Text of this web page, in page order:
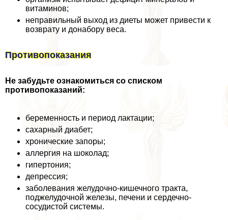
витаминов;
неправильный выход из диеты может привести к
возврату и донабору веса.
Противопоказания
Не забудьте ознакомиться со списком
противопоказаний:
беременность и период лактации;
сахарный диабет;
хронические запоры;
аллергия на шоколад;
гипертония;
депрессия;
заболевания желудочно-кишечного тpaкта,
поджелудочной железы, печени и сердечно-
сосудистой системы.